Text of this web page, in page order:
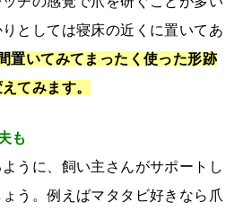
としては寝床の近くに置いてあ
置いてみてまったく使った形跡
てみます。
も
うに、飼い主さんがサポートし
う。例えばマタタビ好きなら爪